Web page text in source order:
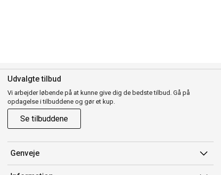
Udvalgte tilbud
Vi arbejder løbende på at kunne give dig de bedste tilbud. Gå på
opdagelse i tilbuddene og gør et kup.
Se tilbuddene
Genveje
Min side